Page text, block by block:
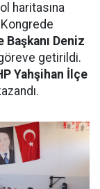
haritasına
Başkanı Deniz
getirildi.
Yahşihan İlçe